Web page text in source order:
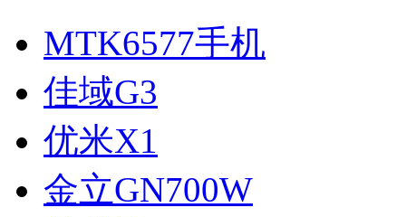
MTK6577手机
佳域G3
优米X1
金立GN700W